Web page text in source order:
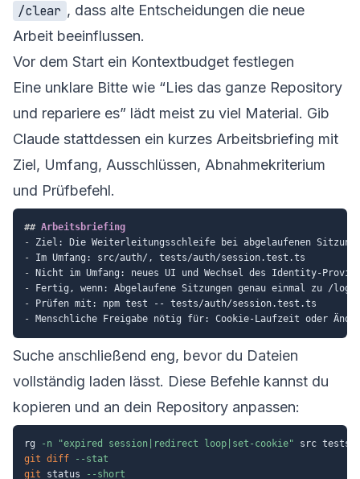
/clear , dass alte Entscheidungen die neue
Arbeit beeinflussen.
Vor dem Start ein Kontextbudget festlegen
Eine unklare Bitte wie “Lies das ganze Repository
und repariere es” lädt meist zu viel Material. Gib
Claude stattdessen ein kurzes Arbeitsbriefing mit
Ziel, Umfang, Ausschlüssen, Abnahmekriterium
und Prüfbefehl.
## Arbeitsbriefing
-
-
-
-
-
-
Suche anschließend eng, bevor du Dateien
vollständig laden lässt. Diese Befehle kannst du
kopieren und an dein Repository anpassen:
rg -n "expired session|redirect loop|set-cookie"
git diff
--stat
git status --short